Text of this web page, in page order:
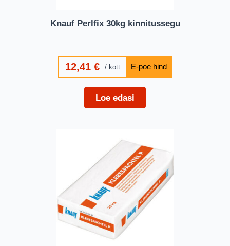
Knauf Perlfix 30kg kinnitussegu
12,41€ kott
Loe edasi